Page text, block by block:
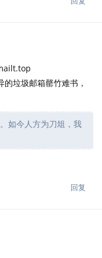
垃圾邮箱罄竹难书，
如今人方为刀俎，我
回复